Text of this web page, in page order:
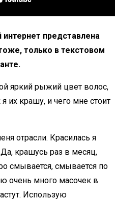
представлена
только в текстовом
яркий рыжий цвет волос,
я их крашу, и чего мне стоит
отрасли. Красилась я
крашусь раз в месяц,
смывается, смывается по
очень много масочек в
Использую